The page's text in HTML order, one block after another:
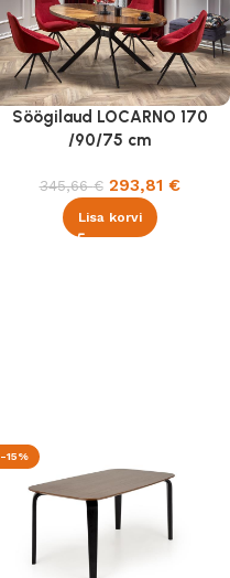
Söögilaud LOCARNO 170
/90/75 cm
345,66€ 293,81 €
Lisa korvi
-15%